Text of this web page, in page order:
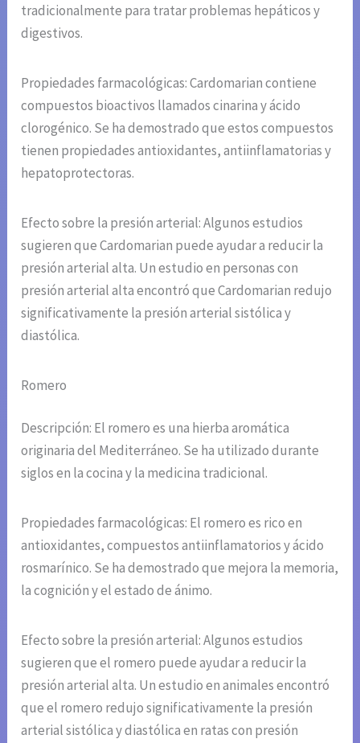
tradicionalmente para tratar problemas hepáticos y
digestivos.
Propiedades farmacológicas: Cardomarian contiene
compuestos bioactivos llamados cinarina y ácido
clorogénico. Se ha demostrado que estos compuestos
tienen propiedades antioxidantes, antiinflamatorias y
hepatoprotectoras.
Efecto sobre la presión arterial: Algunos estudios
sugieren que Cardomarian puede ayudar a reducir la
presión arterial alta. Un estudio en personas con
presión arterial alta encontró que Cardomarian redujo
significativamente la presión arterial sistólica y
diastólica.
Romero
Descripción: El romero es una hierba aromática
originaria del Mediterráneo. Se ha utilizado durante
siglos en la cocina y la medicina tradicional.
Propiedades farmacológicas: El romero es rico en
antioxidantes, compuestos antiinflamatorios y ácido
rosmarínico. Se ha demostrado que mejora la memoria,
la cognición y el estado de ánimo.
Efecto sobre la presión arterial: Algunos estudios
sugieren que el romero puede ayudar a reducir la
presión arterial alta. Un estudio en animales encontró
que el romero redujo significativamente la presión
arterial sistólica y diastólica en ratas con presión